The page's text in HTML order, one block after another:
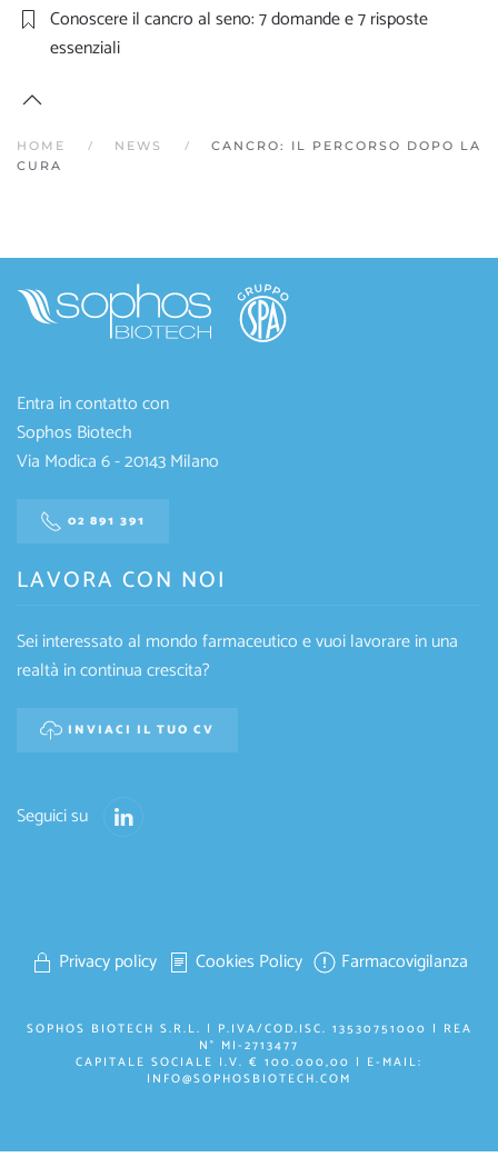
Conoscere il cancro al seno: 7 domande e 7 risposte
essenziali
HOME NEWS
CANCRO: IL PERCORSO DOPO LA
CURA
Entra in contatto con
Sophos Biotech
Via Modica 6 - 20143 Milano
02 891 391
LAVORA CON NOI
Sei interessato al mondo farmaceutico e vuoi lavorare in una
realtà in continua crescita?
INVIACI IL TUO CV
Seguici su
Privacy policy Cookies Policy Farmacovigilanza
SOPHOS BIOTECH S.R.L. | P.IVA/COD.ISC. 13530751000 | REA
N° MI-2713477
CAPITALE SOCIALE I.V. € 100.000,00 | E-MAIL:
INFO@SOPHOSBIOTECH.COM